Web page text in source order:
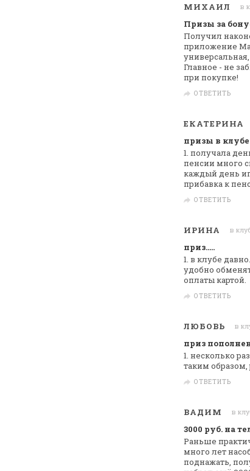
МИХАИЛ в
Призы за
Получил
приложение
Главное - не
при покупке!
ОТВЕТИТЬ
ЕКАТЕРИНА
призы в
1. получала
пенсии много
каждый день
прибавка к
ОТВЕТИТЬ
ИРИНА в
приз.....
1. в клубе
удобно
оплаты картой.
ОТВЕТИТЬ
ЛЮБОВЬ в
приз
1. несколько
таким
ОТВЕТИТЬ
ВАДИМ в
3000 руб. на
Раньше
много лет
поднажать,